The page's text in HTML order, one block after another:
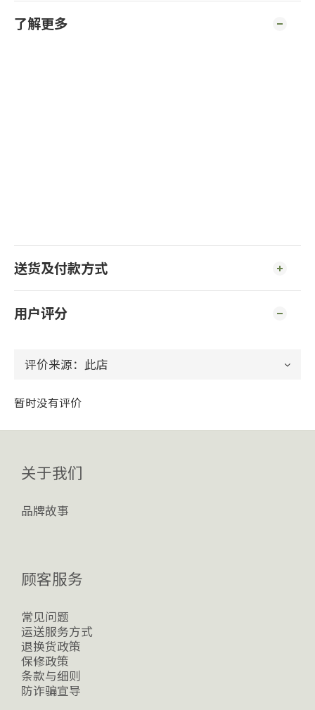
了解更多
送货及付款方式
用户评分
暂时没有评价
关于我们
品牌故事
顾客服务
常见问题
运送服务方式
退换货政策
保修政策
条款与细则
防诈骗宣导